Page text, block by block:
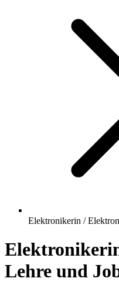
Elektronikerin /
Lehre und